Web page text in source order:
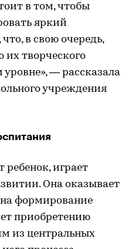
в том, чтобы
яркий
в свою очередь,
их творческого
— рассказала
учреждения
ребенок, играет
Она оказывает
на формирование
приобретению
из центральных